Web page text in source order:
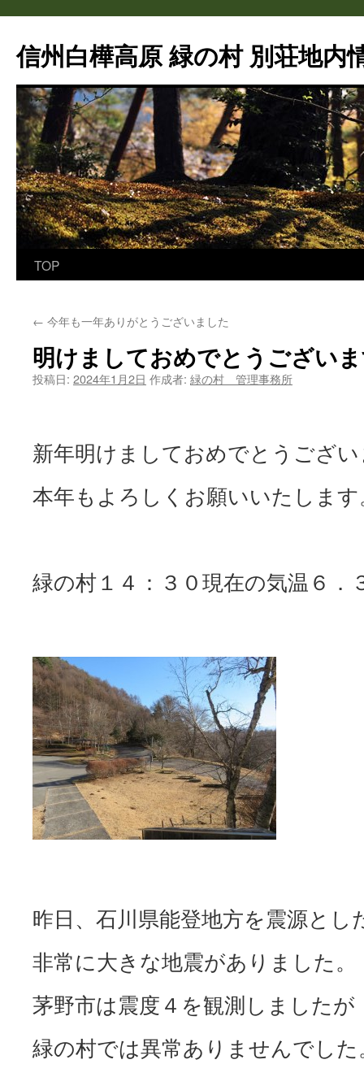
信州白樺高原 緑の村 別荘地内
コ
テ
ツ
ス
TOP
← 今年も一年ありがとうございました
明けましておめでとうござい
投稿日: 2024年1月2日 作成者: 緑の村 管理事務所
新年明けましておめでとうござ
本年もよろしくお願いいたします
緑の村１４：３０現在の気温６
昨日、石川県能登地方を震源とし
非常に大きな地震がありました。
茅野市は震度４を観測しましたが
緑の村では異常ありませんでした